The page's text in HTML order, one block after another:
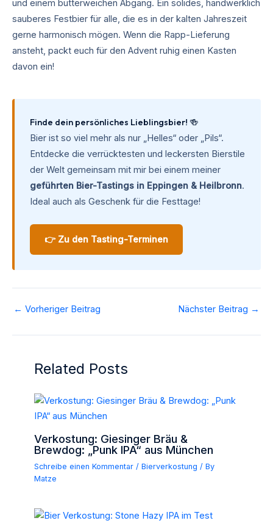
und einem butterweichen Abgang. Ein solides, handwerklich
sauberes Festbier für alle, die es in der kalten Jahreszeit
gerne harmonisch mögen. Wenn die Rapp-Lieferung
ansteht, packt euch für den Advent ruhig einen Kasten
davon ein!
Finde dein persönliches Lieblingsbier! 🍻
Bier ist so viel mehr als nur „Helles“ oder „Pils“.
Entdecke die verrücktesten und leckersten Bierstile
der Welt gemeinsam mit mir bei einem meiner
geführten Bier-Tastings in Eppingen & Heilbronn.
Ideal auch als Geschenk für die Festtage!
👉 Zu den Tasting-Terminen
← Vorheriger Beitrag Nächster Beitrag →
Related Posts
Verkostung: Giesinger Bräu &
Brewdog: „Punk IPA“ aus München
Schreibe einen Kommentar /Bierverkostung / By
Matze